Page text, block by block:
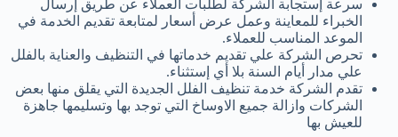
سرعة إستجابة الشركة لطلبات العملاء عن طريق إرسال
الخبراء للمعاينة وعمل عرض أسعار لمتابعة تقديم الخدمة في
الموعد المناسب للعملاء.
تحرص الشركة علي تقديم خدماتها في التنظيف والعناية بالفلل
علي مدار أيام السنة بلا أي إستثناء.
تقدم الشركة خدمة تنظيف الفلل الجديدة التي يقلق منها بعض
الشركات وازالة جميع الاوساخ التي توجد بها وتسليمها جاهزة
للعيش بها